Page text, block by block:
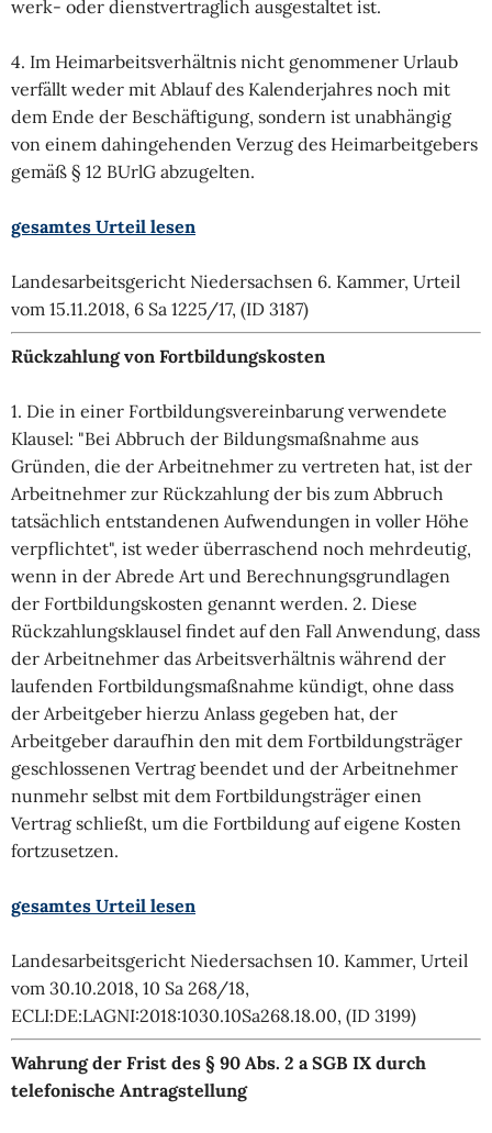
werk- oder dienstvertraglich ausgestaltet ist.
4. Im Heimarbeitsverhältnis nicht genommener Urlaub
verfällt weder mit Ablauf des Kalenderjahres noch mit
dem Ende der Beschäftigung, sondern ist unabhängig
von einem dahingehenden Verzug des Heimarbeitgebers
gemäß § 12 BUrlG abzugelten.
gesamtes Urteil lesen
Landesarbeitsgericht Niedersachsen 6. Kammer, Urteil
vom 15.11.2018, 6 Sa 1225/17, (ID 3187)
Rückzahlung von Fortbildungskosten
1. Die in einer Fortbildungsvereinbarung verwendete
Klausel: "Bei Abbruch der Bildungsmaßnahme aus
Gründen, die der Arbeitnehmer zu vertreten hat, ist der
Arbeitnehmer zur Rückzahlung der bis zum Abbruch
tatsächlich entstandenen Aufwendungen in voller Höhe
verpflichtet", ist weder überraschend noch mehrdeutig,
wenn in der Abrede Art und Berechnungsgrundlagen
der Fortbildungskosten genannt werden. 2. Diese
Rückzahlungsklausel findet auf den Fall Anwendung, dass
der Arbeitnehmer das Arbeitsverhältnis während der
laufenden Fortbildungsmaßnahme kündigt, ohne dass
der Arbeitgeber hierzu Anlass gegeben hat, der
Arbeitgeber daraufhin den mit dem Fortbildungsträger
geschlossenen Vertrag beendet und der Arbeitnehmer
nunmehr selbst mit dem Fortbildungsträger einen
Vertrag schließt, um die Fortbildung auf eigene Kosten
fortzusetzen.
gesamtes Urteil lesen
Landesarbeitsgericht Niedersachsen 10. Kammer, Urteil
vom 30.10.2018, 10 Sa 268/18,
ECLI:DE:LAGNI:2018:1030.10Sa268.18.00, (ID 3199)
Wahrung der Frist des § 90 Abs. 2 a SGB IX durch
telefonische Antragstellung